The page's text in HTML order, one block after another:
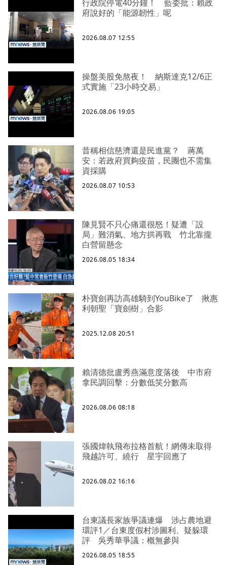
行政院停電40分鐘！ 藍委批：賴政
府說好的「能源韌性」呢
2026.08.07 12:55
操盤美股免熬夜！ 納斯達克12/6正
式實施「23小時交易」
2026.08.06 19:05
昔稱相信慈濟還是民進黨？ 蔣萬
安：若政府買夠疫苗，民團也不需集
資採購
2026.08.07 10:53
陳見賢不只心痛還很怒！疑遭「設
局」難消氣、地方拱再戰 竹北靠攏
白營留懸念
2026.08.05 18:34
朴寶劍再訪高雄騎到YouBike了 揪惠
利朝聖「寶劍樹」合影
2025.12.08 20:51
賴清德批盧秀燕滿意度落後 中市府
拿民調回擊：分數低笑分數高
2026.08.06 08:18
張國煒執飛布拉格首航！網傳未取得
飛越許可、繞行 星宇回應了
2026.08.02 16:16
台東議長家族爭議連爆 涉占農地避
環評1／台東度假村涉圖利、疑躲環
評 吳秀華爭議：概無參與
2026.08.05 18:55